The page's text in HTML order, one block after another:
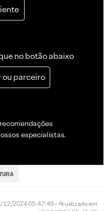
no botão abaixo
ou parceiro
especialistas.
12/2024 05:47:49 • Atualizado em